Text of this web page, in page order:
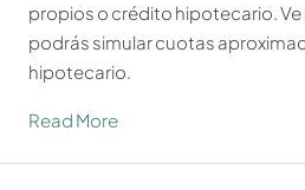
propios o crédito hipotecario. Ve
podrás simular cuotas
hipotecario.
Read More